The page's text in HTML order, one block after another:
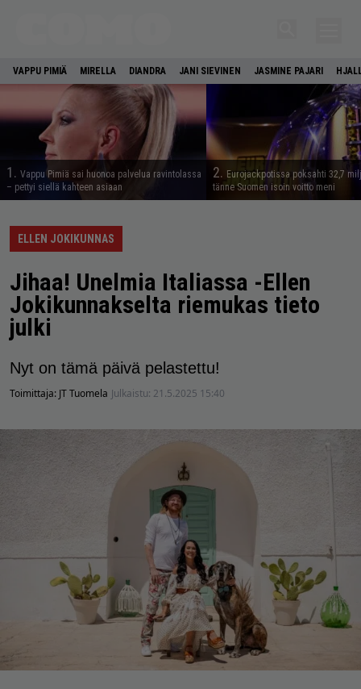
VAPPU PIMIÄ MIRELLA DIANDRA JANI SIEVINEN JASMINE PAJARI
1. Vappu Pimiä sai huonoa palvelua ravintolassa
– pettyi siellä kahteen asiaan
2. Eurojackpotissa poksahti 32,7
tänne Suomen isoin voitto meni
ELLEN JOKIKUNNAS
Jihaa! Unelmia Italiassa -Ellen
Jokikunnakselta riemukas tieto
julki
Nyt on tämä päivä pelastettu!
Toimittaja: JT Tuomela Julkaistu: 21.5.2025 15:40